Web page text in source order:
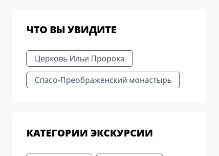
ЧТО ВЫ УВИДИТЕ
Церковь Ильи Пророка
Спасо-Преображенский монастырь
КАТЕГОРИИ ЭКСКУРСИИ